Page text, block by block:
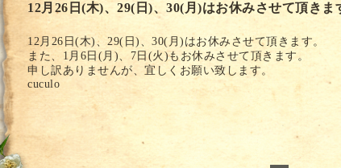
12月26日(木)、29(日)、30(月)はお休みさせて頂きま
12月26日(木)、29(日)、30(月)はお休みさせて頂きます。
また、1月6日(月)、7日(火)もお休みさせて頂きます。
申し訳ありませんが、宜しくお願い致します。
cuculo